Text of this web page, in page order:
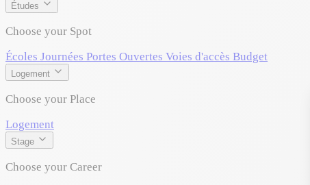
Études
Choose your Spot
Écoles Journées Portes Ouvertes Voies d'accès Budget
Logement
Choose your Place
Logement
Stage
Choose your Career